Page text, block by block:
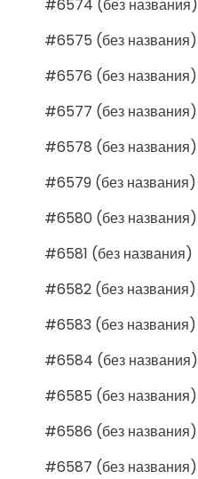
#6574 (без названия)
#6575 (без названия)
#6576 (без названия)
#6577 (без названия)
#6578 (без названия)
#6579 (без названия)
#6580 (без названия)
#6581 (без названия)
#6582 (без названия)
#6583 (без названия)
#6584 (без названия)
#6585 (без названия)
#6586 (без названия)
#6587 (без названия)